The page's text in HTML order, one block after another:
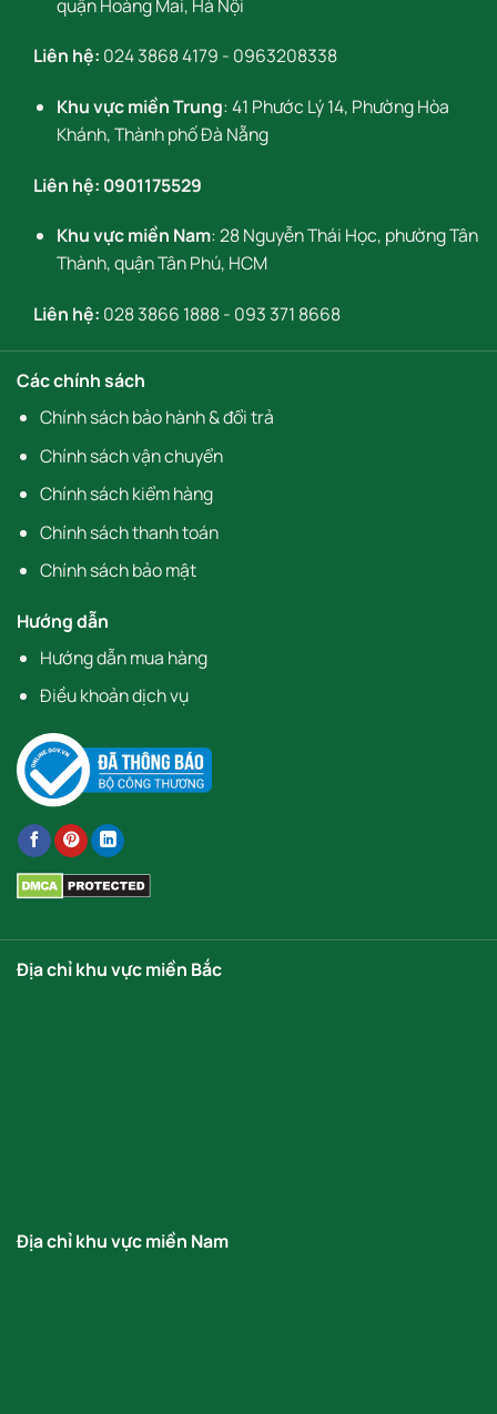
quận Hoàng Mai, Hà Nội
Liên hệ: 024 3868 4179 - 0963208338
Khu vực miền Trung: 41 Phước Lý 14, Phường Hòa
Khánh, Thành phố Đà Nẵng
Liên hệ: 0901175529
Khu vực miền Nam: 28 Nguyễn Thái Học, phường Tân
Thành, quận Tân Phú, HCM
Liên hệ: 028 3866 1888- 093 371 8668
Các chính sách
Chính sách bảo hành & đổi trả
Chính sách vận chuyển
Chính sách kiểm hàng
Chính sách thanh toán
Chính sách bảo mật
Hướng dẫn
Hướng dẫn mua hàng
Điều khoản dịch vụ
Địa chỉ khu vực miền Bắc
Địa chỉ khu vực miền Nam